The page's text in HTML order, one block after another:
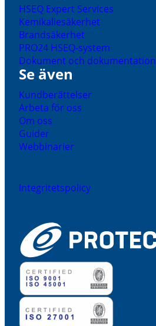
HSEQ Expert Services
Kemikaliesäkerhet
Brandsäkerhet
PRO24 HSEQ-system
Dokument och dokumentation
Se även
Kundberättelser
Arbeta för oss
Om oss
Guider
Webbinarier
Integritetspolicy